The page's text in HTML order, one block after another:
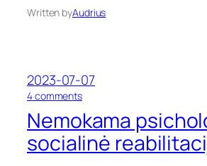
c
i
–
s
r
e
s
o
o
k
s
–
k
Written byAudrius
2023-07-07
4 commentso
N
e
m
Nemokama
socialinė